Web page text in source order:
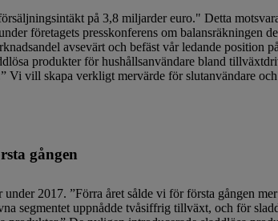
på 3,8 miljarder euro." Detta
företagets presskonferens om balansräkningen
avsevärt och befäst vår ledande position
produkter för hushållsanvändare bland
Vi vill skapa verkligt mervärde för slutanvändare
gången
2017. ”Förra året sålde vi för första gången
segmentet uppnådde tvåsiffrig tillväxt, och för